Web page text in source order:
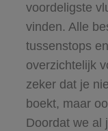
voordeligste
vinden. Alle
tussenstops
overzichtelijk
zeker dat je
boekt, maar
Doordat we al